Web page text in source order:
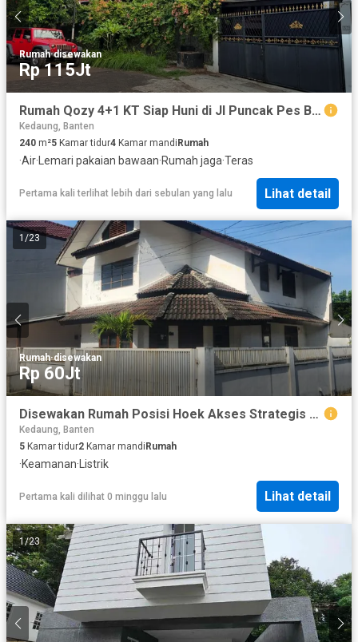
Rumah·disewakan
Rp 115Jt
Rumah Qozy 4+1 KT Siap Huni di Jl Puncak Pes Bukit Cinere Indah
Kedaung, Banten
240 m²5 Kamar tidur4 Kamar mandi Rumah
·Air·Lemari pakaian bawaan·Rumah jaga·Teras
Pertama kali terlihat lebih dari sebulan yang lalu Lihat detail
1 /23
Rumah·disewakan
Rp 60Jt
Disewakan Rumah Posisi Hoek Akses Strategis Dekat dengan Pintu Tol di Sawagan Depok
Kedaung, Banten
5 Kamar tidur2 Kamar mandiRumah
·Keamanan· Listrik
Pertama kali dilihat 0 minggu lalu Lihat detail
1/23